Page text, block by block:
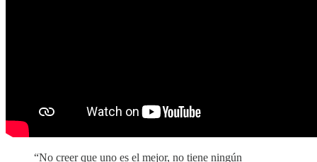
“No creer que uno es el mejor, no tiene ningún